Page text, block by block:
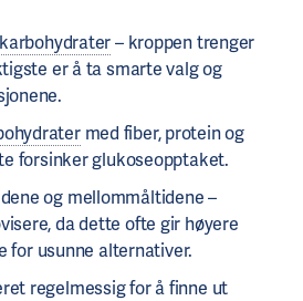
karbohydrater– kroppen trenger
er å ta smarte valg og
med fiber, protein og
forsinker glukoseopptaket.
og mellommåltidene –
da dette ofte gir høyere
for usunne alternativer.
regelmessig for å finne ut